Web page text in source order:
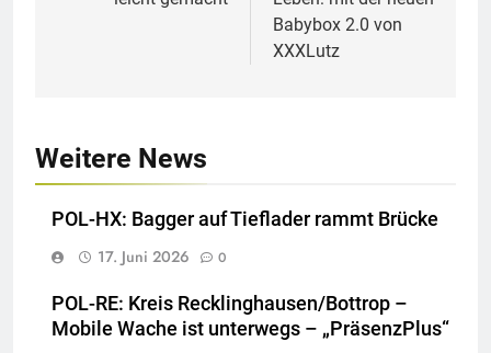
Babybox 2.0 von
XXXLutz
Weitere News
POL-HX: Bagger auf Tieflader rammt Brücke
17. Juni 2026
0
POL-RE: Kreis Recklinghausen/Bottrop –
Mobile Wache ist unterwegs – „PräsenzPlus“